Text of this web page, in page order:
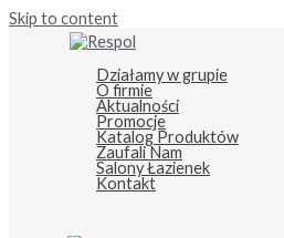
Skip to content
Działamy w grupie
O firmie
Aktualności
Promocje
Katalog Produktów
Zaufali Nam
Salony Łazienek
Kontakt